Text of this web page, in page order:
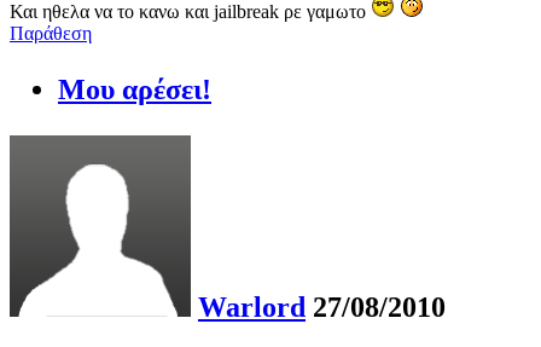
Και ηθελα να το κανω και jailbreak ρε γαμωτο
Παράθεση
Μου αρέσει!
Warlord 27/08/2010